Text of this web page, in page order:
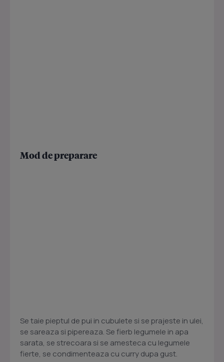
Mod de preparare
Se taie pieptul de pui in cubulete si se prajeste in ulei,
se sareaza si pipereaza. Se fierb legumele in apa
sarata, se strecoara si se amesteca cu legumele
fierte, se condimenteaza cu curry dupa gust.